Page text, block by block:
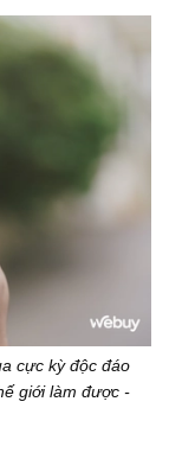
cực kỳ độc đáo
giới làm được -